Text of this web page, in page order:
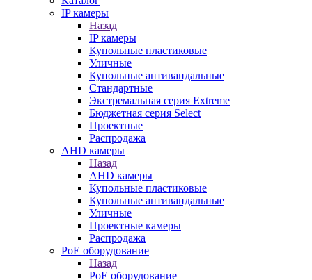
IP камеры
Назад
IP камеры
Купольные пластиковые
Уличные
Купольные антивандальные
Стандартные
Экстремальная серия Extreme
Бюджетная серия Select
Проектные
Распродажа
AHD камеры
Назад
AHD камеры
Купольные пластиковые
Купольные антивандальные
Уличные
Проектные камеры
Распродажа
PoE оборудование
Назад
PoE оборудование